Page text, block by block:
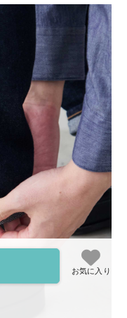
お気に入り